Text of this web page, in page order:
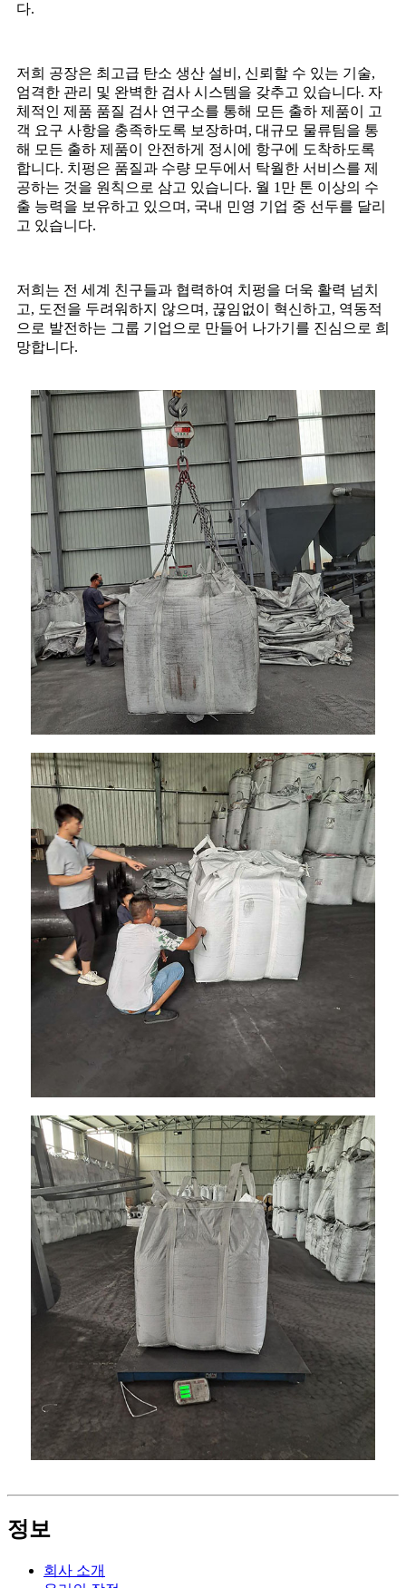
다.
저희 공장은 최고급 탄소 생산 설비, 신뢰할 수 있는 기술,
엄격한 관리 및 완벽한 검사 시스템을 갖추고 있습니다. 자
체적인 제품 품질 검사 연구소를 통해 모든 출하 제품이 고
객 요구 사항을 충족하도록 보장하며, 대규모 물류팀을 통
해 모든 출하 제품이 안전하게 정시에 항구에 도착하도록
합니다. 치펑은 품질과 수량 모두에서 탁월한 서비스를 제
공하는 것을 원칙으로 삼고 있습니다. 월 1만 톤 이상의 수
출 능력을 보유하고 있으며, 국내 민영 기업 중 선두를 달리
고 있습니다.
저희는 전 세계 친구들과 협력하여 치펑을 더욱 활력 넘치
고, 도전을 두려워하지 않으며, 끊임없이 혁신하고, 역동적
으로 발전하는 그룹 기업으로 만들어 나가기를 진심으로 희
망합니다.
정보
회사 소개